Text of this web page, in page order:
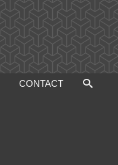
CONTACT